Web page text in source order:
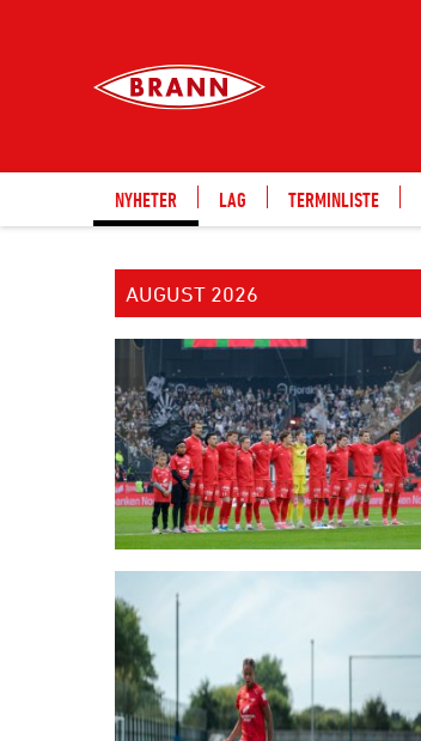
NYHETER LAG TERMINLISTE
AUGUST 2026